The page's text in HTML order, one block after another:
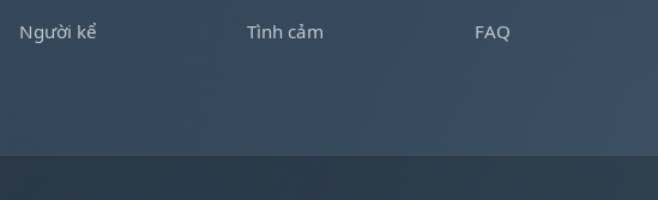
Người kể
Tình cảm
FAQ